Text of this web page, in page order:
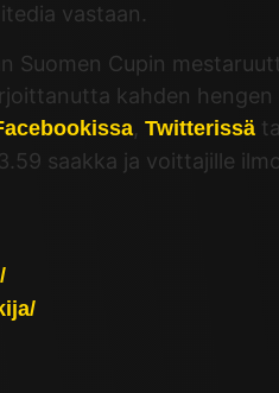
vastaan.
Cupin
kahden
, Twitterissä
saakka ja voittajille